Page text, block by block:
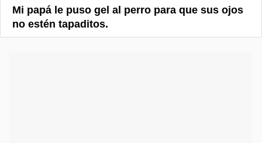
Mi papá le puso gel al perro para que sus ojos
no estén tapaditos.